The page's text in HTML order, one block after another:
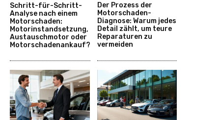
Schritt-für-Schritt-
Analyse nach einem
Motorschaden:
Motorinstandsetzung,
Austauschmotor oder
Motorschadenankauf?
Der Prozess der
Motorschaden-
Diagnose: Warum jedes
Detail zählt, um teure
Reparaturen zu
vermeiden